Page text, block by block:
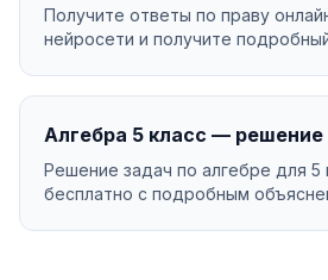
Получите ответы по праву
нейросети и получите
Алгебра 5 класс — решение
Решение задач по алгебре для 5
бесплатно с подробным